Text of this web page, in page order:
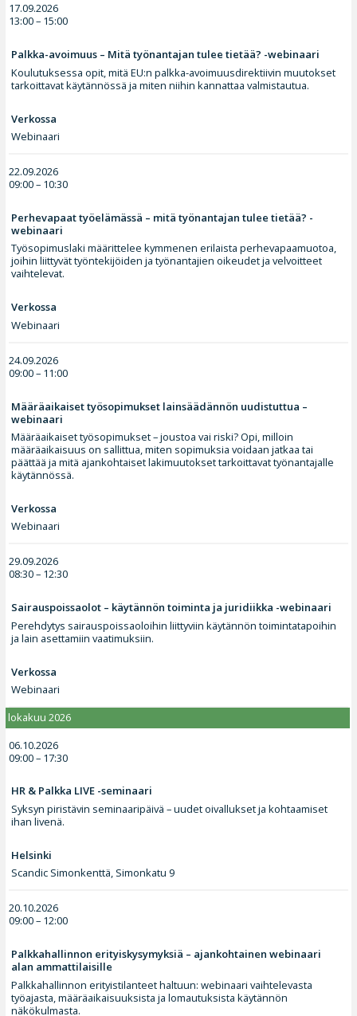
17.09.2026
13:00 – 15:00
Palkka-avoimuus – Mitä työnantajan tulee tietää? -webinaari
Koulutuksessa opit, mitä EU:n palkka-avoimuusdirektiivin muutokset
tarkoittavat käytännössä ja miten niihin kannattaa valmistautua.
Verkossa
Webinaari
22.09.2026
09:00 – 10:30
Perhevapaat työelämässä – mitä työnantajan tulee tietää? -
webinaari
Työsopimuslaki määrittelee kymmenen erilaista perhevapaamuotoa,
joihin liittyvät työntekijöiden ja työnantajien oikeudet ja velvoitteet
vaihtelevat.
Verkossa
Webinaari
24.09.2026
09:00 – 11:00
Määräaikaiset työsopimukset lainsäädännön uudistuttua –
webinaari
Määräaikaiset työsopimukset – joustoa vai riski? Opi, milloin
määräaikaisuus on sallittua, miten sopimuksia voidaan jatkaa tai
päättää ja mitä ajankohtaiset lakimuutokset tarkoittavat työnantajalle
käytännössä.
Verkossa
Webinaari
29.09.2026
08:30 – 12:30
Sairauspoissaolot – käytännön toiminta ja juridiikka -webinaari
Perehdytys sairauspoissaoloihin liittyviin käytännön toimintatapoihin
ja lain asettamiin vaatimuksiin.
Verkossa
Webinaari
lokakuu 2026
06.10.2026
09:00 – 17:30
HR & Palkka LIVE -seminaari
Syksyn piristävin seminaaripäivä – uudet oivallukset ja kohtaamiset
ihan livenä.
Helsinki
Scandic Simonkenttä, Simonkatu 9
20.10.2026
09:00 – 12:00
Palkkahallinnon erityiskysymyksiä – ajankohtainen webinaari
alan ammattilaisille
Palkkahallinnon erityistilanteet haltuun: webinaari vaihtelevasta
työajasta, määräaikaisuuksista ja lomautuksista käytännön
näkökulmasta.